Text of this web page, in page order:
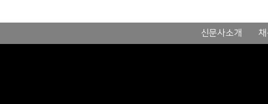
신문사소개